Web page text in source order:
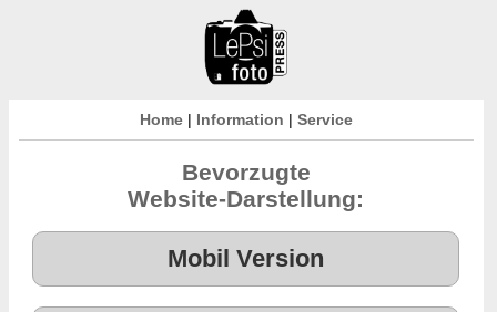
Home| Information | Service
Bevorzugte
Website-Darstellung: